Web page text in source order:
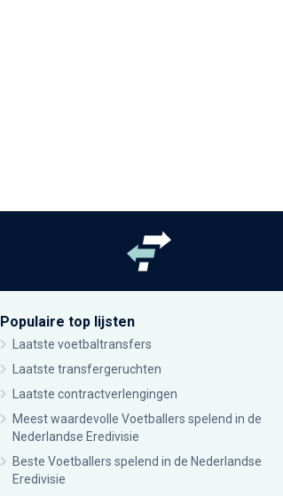
Populaire top lijsten
Laatste voetbaltransfers
Laatste transfergeruchten
Laatste contractverlengingen
Meest waardevolle Voetballers spelend in de
Nederlandse Eredivisie
Beste Voetballers spelend in de Nederlandse
Eredivisie